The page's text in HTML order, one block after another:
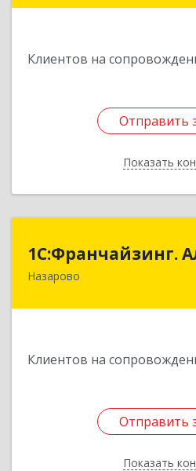
Клиентов на
Отправить
Показать
Отправить
Назад
1С:Франчайзинг.
Назарово
Клиентов на
Отправить
Показать
662200,
Отправить
Назад